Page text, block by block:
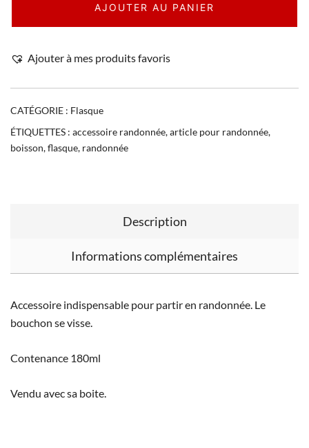
AJOUTER AU PANIER
Ajouter à mes produits favoris
CATÉGORIE : Flasque
ÉTIQUETTES : accessoire randonnée,article pour randonnée,
boisson,flasque, randonnée
Description
Informations complémentaires
Accessoire indispensable pour partir en randonnée. Le
bouchon se visse.
Contenance 180ml
Vendu avec sa boite.